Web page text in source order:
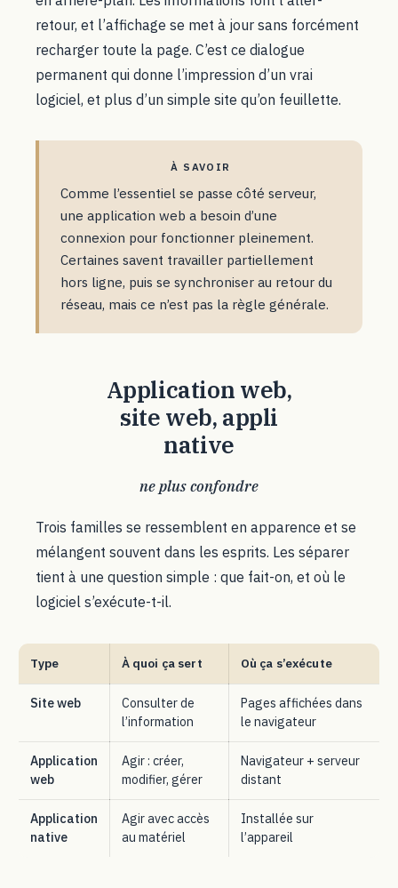
retour, et l’affichage se met à jour sans forcément
recharger toute la page. C’est ce dialogue
permanent qui donne l’impression d’un vrai
logiciel, et plus d’un simple site qu’on feuillette.
À SAVOIR
Comme l’essentiel se passe côté serveur,
une application web a besoin d’une
connexion pour fonctionner pleinement.
Certaines savent travailler partiellement
hors ligne, puis se synchroniser au retour du
réseau, mais ce n’est pas la règle générale.
Application web,
site web, appli
native
ne plus confondre
Trois familles se ressemblent en apparence et se
mélangent souvent dans les esprits. Les séparer
tient à une question simple : que fait-on, et où le
logiciel s’exécute-t-il.
Type À quoi ça sert Où ça s’exécute
Site web
Consulter de
l’information
Pages affichées dans
le navigateur
Application
web
Agir : créer,
modifier, gérer
Navigateur + serveur
distant
Application
native
Agir avec accès
au matériel
Installée sur
l’appareil